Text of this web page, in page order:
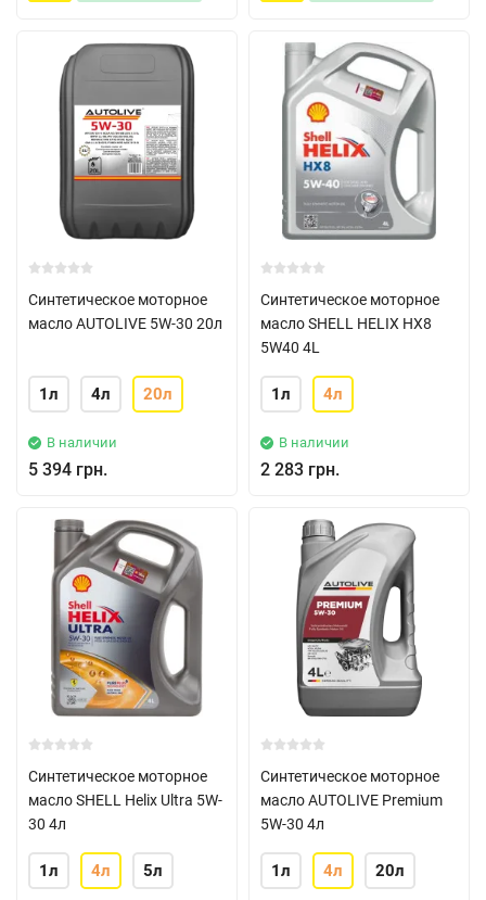
Синтетическое моторное
масло AUTOLIVE 5W-30 20л
1л 4л 20л
В наличии
5 394 грн.
Синтетическое моторное
масло SHELL HELIX HX8
5W40 4L
1л 4л
В наличии
2 283 грн.
Синтетическое моторное
масло SHELL Helix Ultra 5W-
30 4л
1л 4л 5л
Синтетическое моторное
масло AUTOLIVE Premium
5W-30 4л
1л 4л 20л